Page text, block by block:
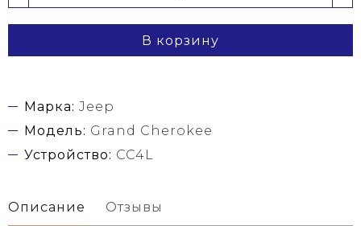
В корзину
Марка: Jeep
Модель: Grand Cherokee
Устройство: CC4L
Описание Отзывы